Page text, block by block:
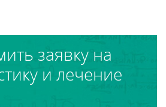
заявку на
и лечение